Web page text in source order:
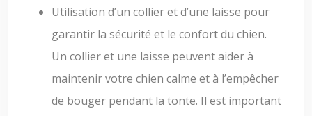
Utilisation d’un collier et d’une laisse pour
garantir la sécurité et le confort du chien.
Un collier et une laisse peuvent aider à
maintenir votre chien calme et à l’empêcher
de bouger pendant la tonte. Il est important